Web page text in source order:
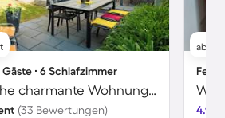
∙ 6 Schlafzimmer
Kinderfreundliche charmante Wohnung mit Grill und Garten | Stadtblick | Ideal für Homeoffice
(33 Bewertungen)
ab
4.9